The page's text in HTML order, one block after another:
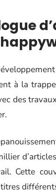
à la
des
Cette